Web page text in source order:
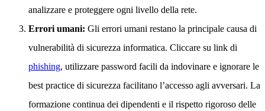
analizzare e proteggere ogni livello della rete.
Errori umani: Gli errori umani restano la principale causa di
vulnerabilità di sicurezza informatica. Cliccare su link di
phishing, utilizzare password facili da indovinare e ignorare le
best practice di sicurezza facilitano l’accesso agli avversari. La
formazione continua dei dipendenti e il rispetto rigoroso delle